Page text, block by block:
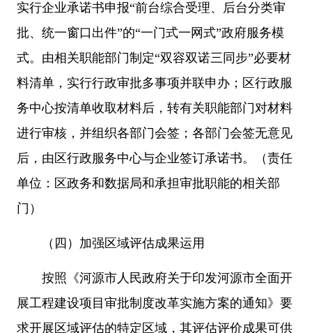
实行企业承诺书申报“前台综合受理、后台分类审
批、统一窗口出件”的“一门式一网式”政府服务模
式。由相关职能部门制定“双容双诺三同步”必要材
料清单，实行行政审批多事项并联申办；区行政服
务中心按清单收取材料后，转有关职能部门对材料
进行审核，并组织各部门会签；各部门会签无意见
后，由区行政服务中心与企业签订承诺书。（责任
单位：区政务和数据局和承担审批职能的相关部
门）
（四）加强区域评估成果运用
按照《河源市人民政府关于印发河源市全面开
展工程建设项目审批制度改革实施方案的通知》要
求开展区域评估的特定区域，其评估评价成果可供